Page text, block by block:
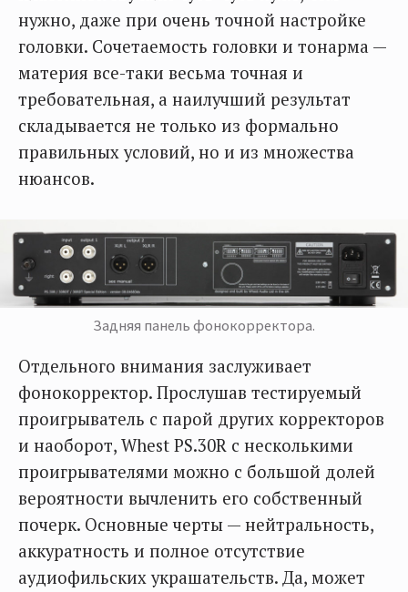
нужно, даже при очень точной настройке
головки. Сочетаемость головки и тонарма —
материя все-таки весьма точная и
требовательная, а наилучший результат
складывается не только из формально
правильных условий, но и из множества
нюансов.
Задняя панель фонокорректора.
Отдельного внимания заслуживает
фонокорректор. Прослушав тестируемый
проигрыватель с парой других корректоров
и наоборот, Whest PS.30R с несколькими
проигрывателями можно с большой долей
вероятности вычленить его собственный
почерк. Основные черты — нейтральность,
аккуратность и полное отсутствие
аудиофильских украшательств. Да, может